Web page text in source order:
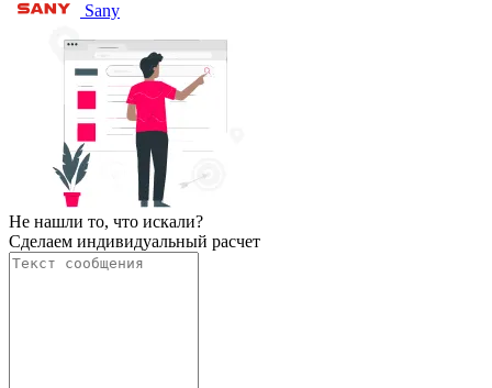
Sany
Не нашли то, что искали?
Сделаем индивидуальный расчет